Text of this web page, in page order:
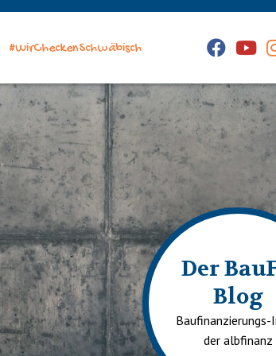
#WirCheckenSchwäbisch Facebook
Der
Blog
der albfinanz